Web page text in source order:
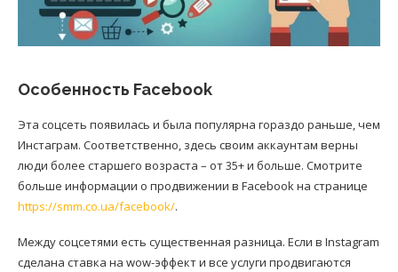
Особенность Facebook
Эта соцсеть появилась и была популярна гораздо раньше, чем
Инстаграм. Соответственно, здесь своим аккаунтам верны
люди более старшего возраста – от 35+ и больше. Смотрите
больше информации о продвижении в Facebook на странице
https://smm.co.ua/facebook/.
Между соцсетями есть существенная разница. Если в Instagram
сделана ставка на wow-эффект и все услуги продвигаются